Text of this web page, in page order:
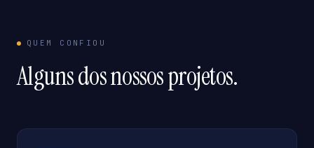
QUEM CONFIOU
Alguns dos nossos projetos.